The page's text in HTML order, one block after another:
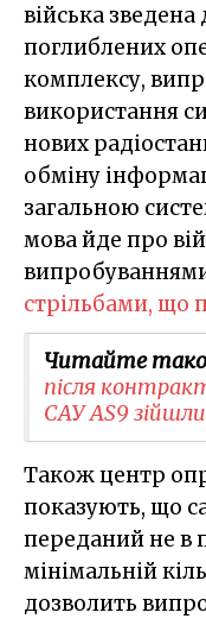
війська
поглиблених
комплексу,
використання
нових
обміну
загальною
мова йде про
стрільбами, що
Читайте
після
САУ AS9
Також центр
показують, що
переданий не в
мінімальній
дозволить